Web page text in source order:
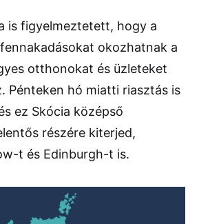
is figyelmeztetett, hogy a
okozhatnak a
otthonokat és üzleteket
Pénteken hó miatti riasztás is
ez Skócia középső
részére kiterjed,
t és Edinburgh-t is.